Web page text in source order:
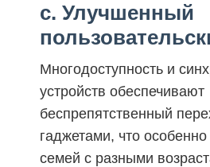
c. Улучшенный
Многодоступность и
устройств обеспечивают
беспрепятственный
гаджетами, что
семей с разными